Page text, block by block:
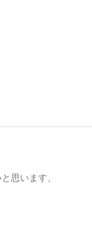
思います、